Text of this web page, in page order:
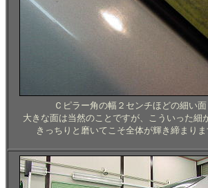
Ｃピラー角の幅２センチほどの細い面
大きな面は当然のことですが、こういった細
きっちりと磨いてこそ全体が輝き締まりま